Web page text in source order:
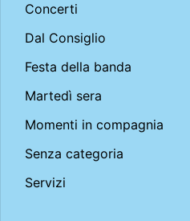
Concerti
Dal Consiglio
Festa della banda
Martedì sera
Momenti in compagnia
Senza categoria
Servizi